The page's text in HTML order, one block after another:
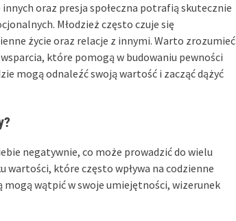
oraz presja społeczna potrafią skutecznie
Młodzież często czuje się
życie oraz relacje z innymi. Warto zrozumieć
które pomogą w budowaniu pewności
mogą odnaleźć swoją wartość i zacząć dążyć
negatywnie, co może prowadzić do wielu
wartości, które często wpływa na codzienne
mogą wątpić w swoje umiejętności, wizerunek